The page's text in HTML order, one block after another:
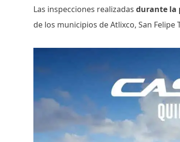
Las inspecciones realizadasdurante la
de los municipios de Atlixco, San